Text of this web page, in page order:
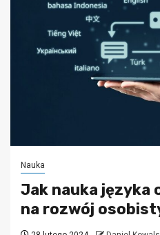
Nauka
Jak nauka języka
na rozwój